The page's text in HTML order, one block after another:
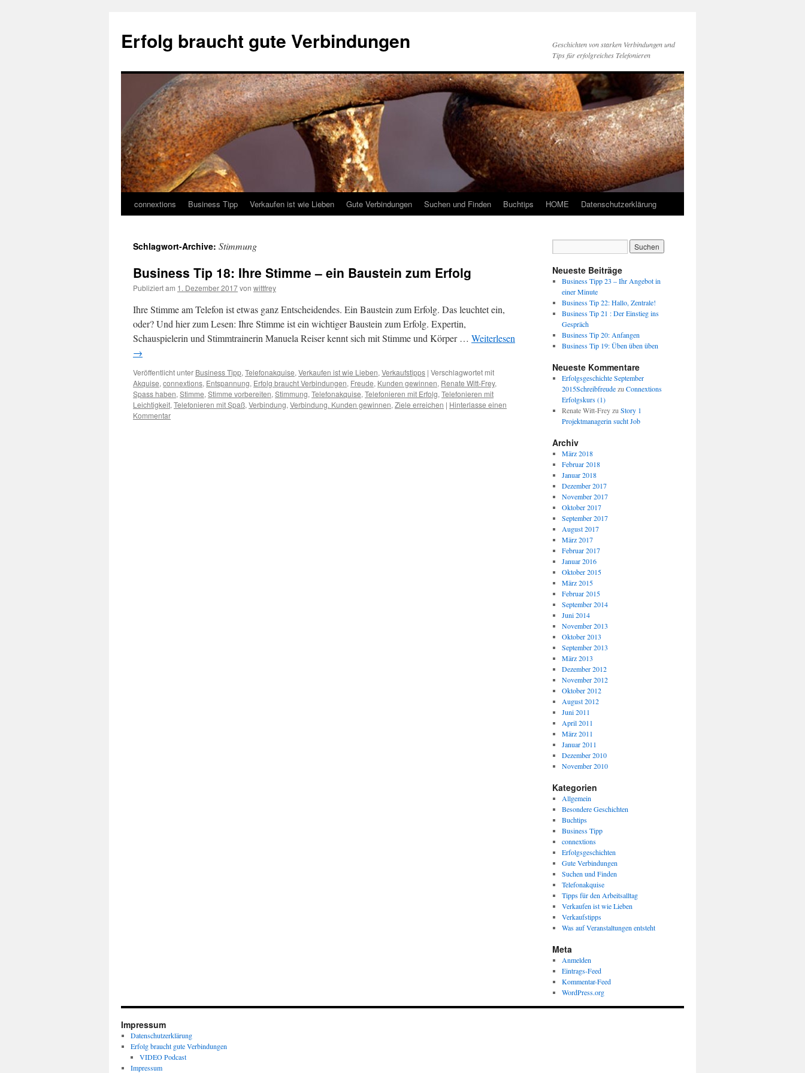
Erfolg braucht gute Verbindungen
Geschichten von starken Verbindungen und
Tips für erfolgreiches Telefonieren
Springe
Inhalt
connextions Business Tipp Verkaufen ist wie Lieben Gute Verbindungen Suchen und Finden Buchtips HOME Datenschutzerklärung
Schlagwort-Archive: Stimmung
Business Tip 18: Ihre Stimme – ein Baustein zum Erfolg
Publiziert am 1. Dezember 2017von wittfrey
Ihre Stimme am Telefon ist etwas ganz Entscheidendes. Ein Baustein zum Erfolg. Das leuchtet ein,
oder? Und hier zum Lesen: Ihre Stimme ist ein wichtiger Baustein zum Erfolg. Expertin,
Schauspielerin und Stimmtrainerin Manuela Reiser kennt sich mit Stimme und Körper … Weiterlesen
→
Veröffentlicht unter Business Tipp, Telefonakquise, Verkaufen ist wie Lieben, Verkaufstipps | Verschlagwortet mit
Akquise, connextions, Entspannung, Erfolg braucht Verbindungen, Freude, Kunden gewinnen, Renate Witt-Frey,
Spass haben, Stimme, Stimme vorbereiten, Stimmung, Telefonakquise, Telefonieren mit Erfolg, Telefonieren mit
Leichtigkeit, Telefonieren mit Spaß, Verbindung, Verbindung. Kunden gewinnen, Ziele erreichen | Hinterlasse einen
Kommentar
Neueste Beiträge
Business Tipp 23 – Ihr Angebot in
einer Minute
Business Tip 22: Hallo, Zentrale!
Business Tip 21 : Der Einstieg ins
Gespräch
Business Tip 20: Anfangen
Business Tip 19: Üben üben üben
Neueste Kommentare
Erfolgsgeschichte September
2015Schreibfreudezu Connextions
Erfolgskurs (1)
Renate Witt-Freyzu Story 1
Projektmanagerin sucht Job
Archiv
März 2018
Februar 2018
Januar 2018
Dezember 2017
November 2017
Oktober 2017
September 2017
August 2017
März 2017
Februar 2017
Januar 2016
Oktober 2015
März 2015
Februar 2015
September 2014
Juni 2014
November 2013
Oktober 2013
September 2013
März 2013
Dezember 2012
November 2012
Oktober 2012
August 2012
Juni 2011
April 2011
März 2011
Januar 2011
Dezember 2010
November 2010
Kategorien
Allgemein
Besondere Geschichten
Buchtips
Business Tipp
connextions
Erfolgsgeschichten
Gute Verbindungen
Suchen und Finden
Telefonakquise
Tipps für den Arbeitsalltag
Verkaufen ist wie Lieben
Verkaufstipps
Was auf Veranstaltungen entsteht
Meta
Anmelden
Eintrags-Feed
Kommentar-Feed
WordPress.org
Impressum
Datenschutzerklärung
Erfolg braucht gute Verbindungen
VIDEO Podcast
Impressum